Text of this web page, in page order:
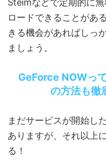
Steimなどで定期的に
ロードできることがあ
きる機会があればしっ
ましょう。
GeForce NOWっ
の方法も徹
まだサービスが開始し
ありますが、それ以上
る！